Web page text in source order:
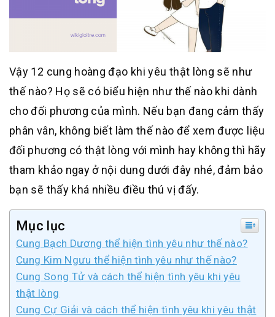
Vậy 12 cung hoàng đạo khi yêu thật lòng sẽ như
thế nào? Họ sẽ có biểu hiện như thế nào khi dành
cho đối phương của mình. Nếu bạn đang cảm thấy
phân vân, không biết làm thế nào để xem được liệu
đối phương có thật lòng với mình hay không thì hãy
tham khảo ngay ở nội dung dưới đây nhé, đảm bảo
bạn sẽ thấy khá nhiều điều thú vị đấy.
Mục lục
Cung Bạch Dương thể hiện tình yêu như thế nào?
Cung Kim Ngưu thể hiện tình yêu như thế nào?
Cung Song Tử và cách thể hiện tình yêu khi yêu
thật lòng
Cung Cự Giải và cách thể hiện tình yêu khi yêu thật